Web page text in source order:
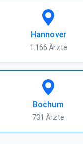
Hannover
1.166 Ärzte
Bochum
731 Ärzte